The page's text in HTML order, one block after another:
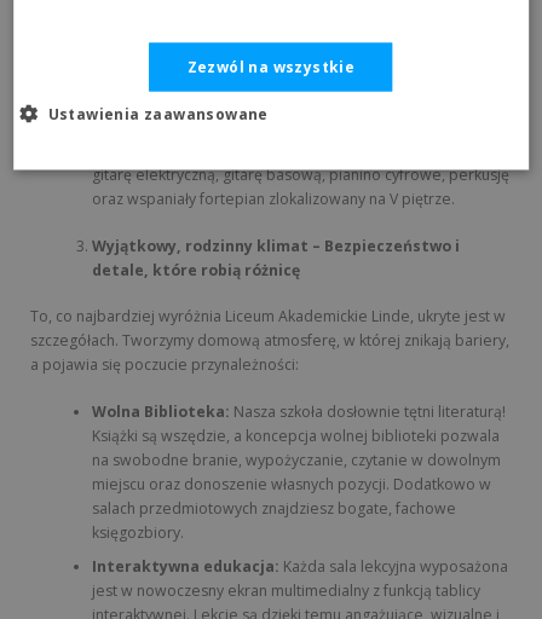
posiada profesjonalną scenę oraz widownię na 80 osób. To
muzyczne i teatralne, korzystając z bogatego wyposażenia.
gitarę elektryczną, gitarę basową, pianino cyfrowe, perkusję
oraz wspaniały fortepian zlokalizowany na V piętrze.
Wyjątkowy, rodzinny klimat – Bezpieczeństwo i
detale, które robią różnicę
To, co najbardziej wyróżnia Liceum Akademickie Linde, ukryte jest w
szczegółach. Tworzymy domową atmosferę, w której znikają bariery,
a pojawia się poczucie przynależności:
Wolna Biblioteka: Nasza szkoła dosłownie tętni literaturą!
Książki są wszędzie, a koncepcja wolnej biblioteki pozwala
na swobodne branie, wypożyczanie, czytanie w dowolnym
miejscu oraz donoszenie własnych pozycji. Dodatkowo w
salach przedmiotowych znajdziesz bogate, fachowe
księgozbiory.
Interaktywna edukacja: Każda sala lekcyjna wyposażona
jest w nowoczesny ekran multimedialny z funkcją tablicy
interaktywnej. Lekcje są dzięki temu angażujące, wizualne i
Zezwól na wszystkie
Ustawienia zaawansowane